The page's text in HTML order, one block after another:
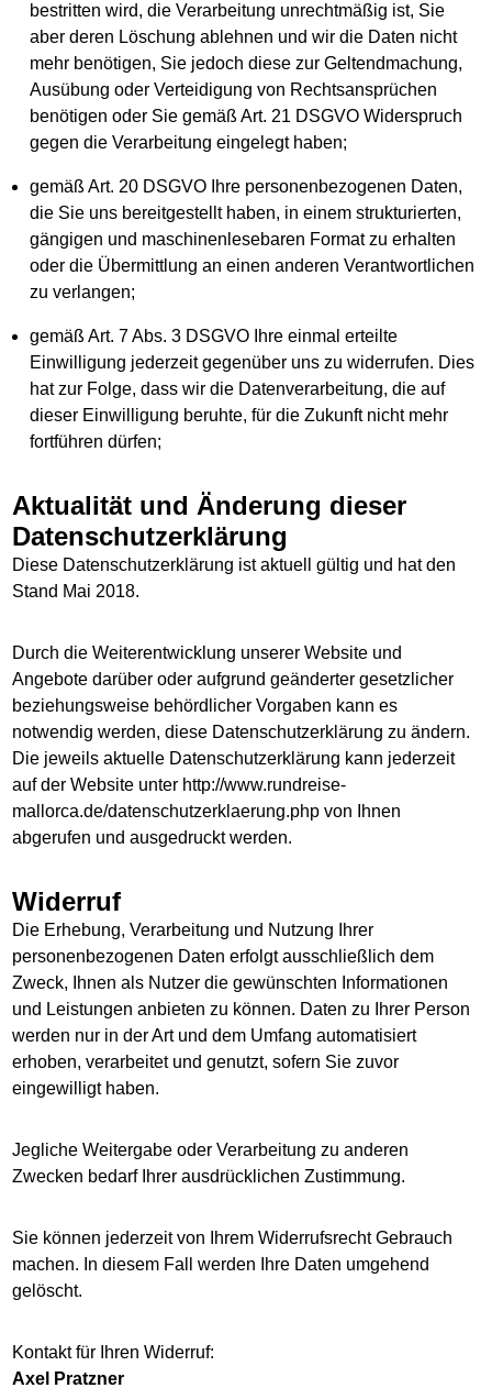
bestritten wird, die Verarbeitung unrechtmäßig ist, Sie
aber deren Löschung ablehnen und wir die Daten nicht
mehr benötigen, Sie jedoch diese zur Geltendmachung,
Ausübung oder Verteidigung von Rechtsansprüchen
benötigen oder Sie gemäß Art. 21 DSGVO Widerspruch
gegen die Verarbeitung eingelegt haben;
gemäß Art. 20 DSGVO Ihre personenbezogenen Daten,
die Sie uns bereitgestellt haben, in einem strukturierten,
gängigen und maschinenlesebaren Format zu erhalten
oder die Übermittlung an einen anderen Verantwortlichen
zu verlangen;
gemäß Art. 7 Abs. 3 DSGVO Ihre einmal erteilte
Einwilligung jederzeit gegenüber uns zu widerrufen. Dies
hat zur Folge, dass wir die Datenverarbeitung, die auf
dieser Einwilligung beruhte, für die Zukunft nicht mehr
fortführen dürfen;
Aktualität und Änderung dieser
Datenschutzerklärung
Diese Datenschutzerklärung ist aktuell gültig und hat den
Stand Mai 2018.
Durch die Weiterentwicklung unserer Website und
Angebote darüber oder aufgrund geänderter gesetzlicher
beziehungsweise behördlicher Vorgaben kann es
notwendig werden, diese Datenschutzerklärung zu ändern.
Die jeweils aktuelle Datenschutzerklärung kann jederzeit
auf der Website unter http://www.rundreise-
mallorca.de/datenschutzerklaerung.php von Ihnen
abgerufen und ausgedruckt werden.
Widerruf
Die Erhebung, Verarbeitung und Nutzung Ihrer
personenbezogenen Daten erfolgt ausschließlich dem
Zweck, Ihnen als Nutzer die gewünschten Informationen
und Leistungen anbieten zu können. Daten zu Ihrer Person
werden nur in der Art und dem Umfang automatisiert
erhoben, verarbeitet und genutzt, sofern Sie zuvor
eingewilligt haben.
Jegliche Weitergabe oder Verarbeitung zu anderen
Zwecken bedarf Ihrer ausdrücklichen Zustimmung.
Sie können jederzeit von Ihrem Widerrufsrecht Gebrauch
machen. In diesem Fall werden Ihre Daten umgehend
gelöscht.
Kontakt für Ihren Widerruf:
Axel Pratzner